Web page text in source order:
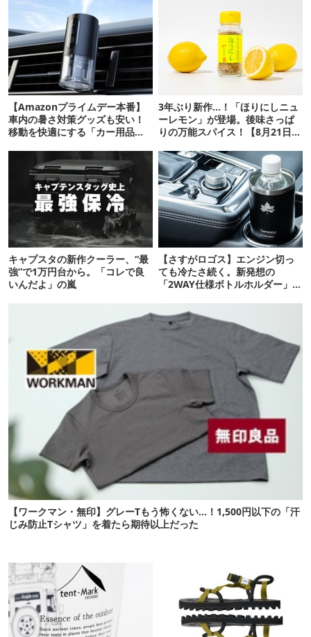
【Amazonプライムデー本番】
車内の暑さ対策グッズも安い！
移動を快適にする「カー用品」
3年ぶり新作…！「ほりにしニュ
ーレモン」が登場。後味さっぱ
りの万能スパイス！【8月21日発
キャプスタの新作クーラー、“最
強”で1万円台から。「コレで良
いんだよ」の嵐
【さすがロゴス】エンジン切っ
ても冷たさ続く。新発想の
「2WAY仕様ボトルホルダー」が
【ワークマン・無印】グレーTもう怖くない…！1,500円以下の「汗
じみ防止Tシャツ」を着たら期待以上だった